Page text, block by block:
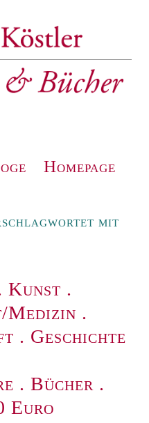
Homepage
mit
Kunst .
Medizin .
. Geschichte
. Bücher .
Euro